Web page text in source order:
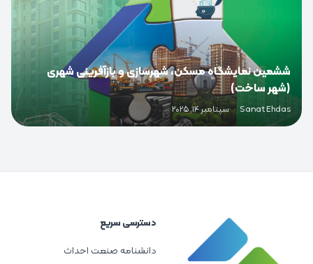
ششمین نمایشگاه مسکن، شهرسازی و بازآفرینی شهری
(شهر ساخت)
Sanat Ehdas
· سپتامبر 14, 2025
دسترسی سریع
دانشنامه صنعت احداث